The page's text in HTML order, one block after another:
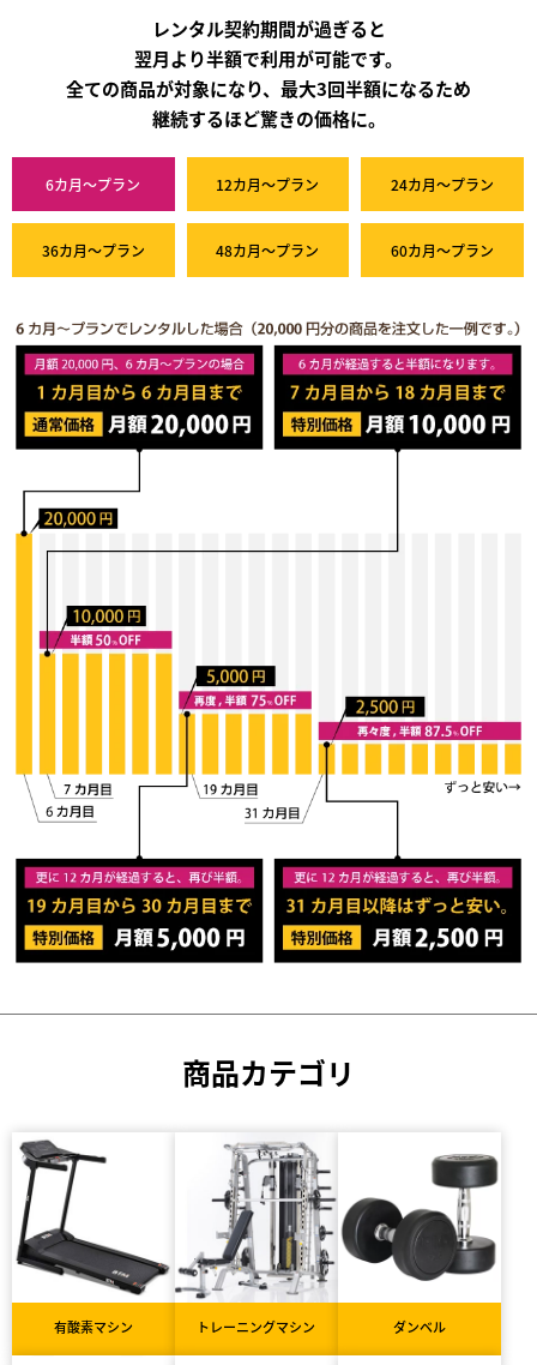
レンタル契約期間が過ぎると
翌月より半額で利用が可能です。
全ての商品が対象になり、最大3回半額になるため
継続するほど驚きの価格に。
6カ月～プラン 12カ月～プラン 24カ月～プラン
36カ月～プラン 48カ月～プラン 60カ月～プラン
商品カテゴリ
有酸素マシン トレーニングマシン ダンベル